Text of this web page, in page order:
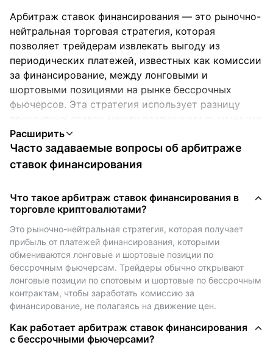
Арбитраж ставок финансирования — это рыночно-
нейтральная торговая стратегия, которая
позволяет трейдерам извлекать выгоду из
периодических платежей, известных как комиссии
за финансирование, между лонговыми и
шортовыми позициями на рынке бессрочных
фьючерсов. Эта стратегия использует разницу
позициями, что позволяет пользователям
потенциально получать стабильную прибыль при
уменьшении воздействия на рынок.
который обычно подразумевает использование
разницы цен на разных биржах, в то время как
на комиссиях за финансирование, встроенных в
производные контракты.
Эти Между покупателями (лонгами) и продавцами
(шортами) регулярно происходит обмен
комиссиями, чтобы поддерживать цены
бессрочных контрактов в соответствии с ценами
спотового рынка.
Часто задаваемые вопросы об арбитраже
ставок финансирования
Что такое арбитраж ставок финансирования в
торговле криптовалютами?
Это рыночно-нейтральная стратегия, которая получает
прибыль от платежей финансирования, которыми
обмениваются лонговые и шортовые позиции по
бессрочным фьючерсам. Трейдеры обычно открывают
лонговые позиции по спотовым и шортовые по бессрочным
контрактам, чтобы заработать комиссию за
финансирование, не полагаясь на движение цен.
Как работает арбитраж ставок финансирования
с бессрочными фьючерсами?